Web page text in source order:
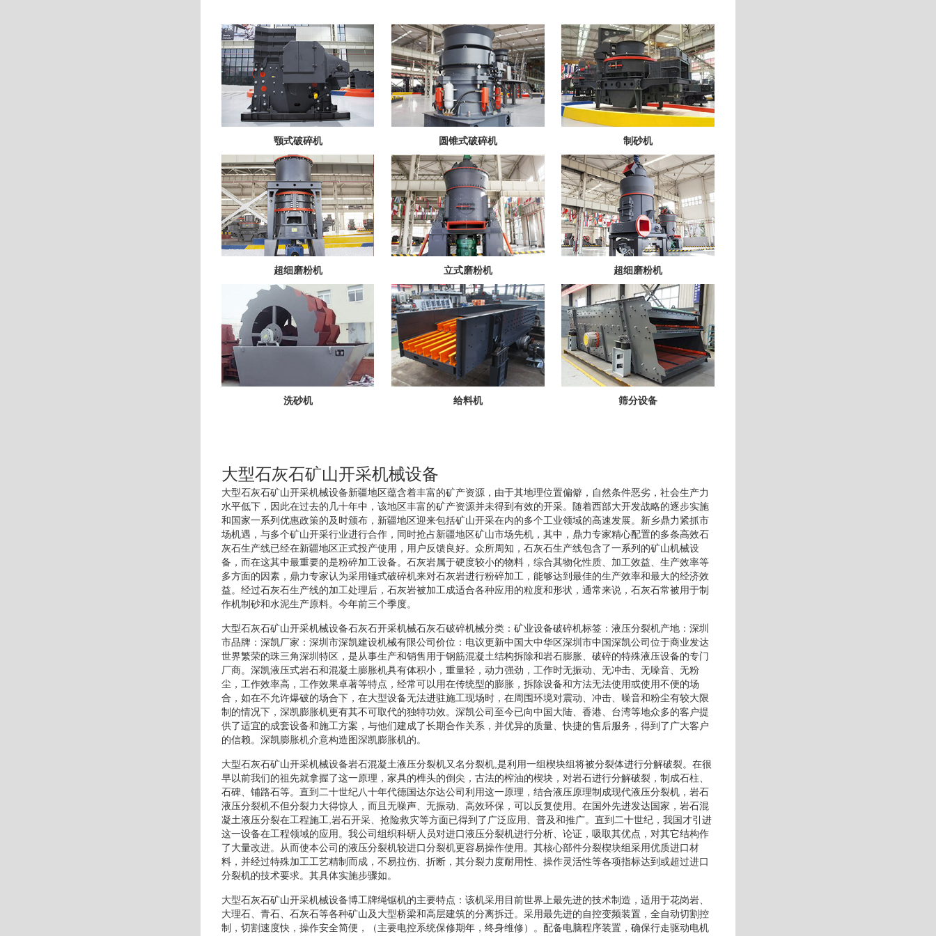
颚式破碎机 圆锥式破碎机 制砂机
超细磨粉机 立式磨粉机 超细磨粉机
洗砂机 给料机 筛分设备
大型石灰石矿山开采机械设备
大型石灰石矿山开采机械设备新疆地区蕴含着丰富的矿产资源，由于其地理位置偏僻，自然条件恶劣，社会生产力
水平低下，因此在过去的几十年中，该地区丰富的矿产资源并未得到有效的开采。随着西部大开发战略的逐步实施
和国家一系列优惠政策的及时颁布，新疆地区迎来包括矿山开采在内的多个工业领域的高速发展。新乡鼎力紧抓市
场机遇，与多个矿山开采行业进行合作，同时抢占新疆地区矿山市场先机，其中，鼎力专家精心配置的多条高效石
灰石生产线已经在新疆地区正式投产使用，用户反馈良好。众所周知，石灰石生产线包含了一系列的矿山机械设
备，而在这其中最重要的是粉碎加工设备。石灰岩属于硬度较小的物料，综合其物化性质、加工效益、生产效率等
多方面的因素，鼎力专家认为采用锤式破碎机来对石灰岩进行粉碎加工，能够达到最佳的生产效率和最大的经济效
益。经过石灰石生产线的加工处理后，石灰岩被加工成适合各种应用的粒度和形状，通常来说，石灰石常被用于制
作机制砂和水泥生产原料。今年前三个季度。
大型石灰石矿山开采机械设备石灰石开采机械石灰石破碎机械分类：矿业设备破碎机标签：液压分裂机产地：深圳
市品牌：深凯厂家：深圳市深凯建设机械有限公司价位：电议更新中国大中华区深圳市中国深凯公司位于商业发达
世界繁荣的珠三角深圳特区，是从事生产和销售用于钢筋混凝土结构拆除和岩石膨胀、破碎的特殊液压设备的专门
厂商。深凯液压式岩石和混凝土膨胀机具有体积小，重量轻，动力强劲，工作时无振动、无冲击、无噪音、无粉
尘，工作效率高，工作效果卓著等特点，经常可以用在传统型的膨胀，拆除设备和方法无法使用或使用不便的场
合，如在不允许爆破的场合下，在大型设备无法进驻施工现场时，在周围环境对震动、冲击、噪音和粉尘有较大限
制的情况下，深凯膨胀机更有其不可取代的独特功效。深凯公司至今已向中国大陆、香港、台湾等地众多的客户提
供了适宜的成套设备和施工方案，与他们建成了长期合作关系，并优异的质量、快捷的售后服务，得到了广大客户
的信赖。深凯膨胀机介意构造图深凯膨胀机的。
大型石灰石矿山开采机械设备岩石混凝土液压分裂机又名分裂机,是利用一组楔块组将被分裂体进行分解破裂。在很
早以前我们的祖先就拿握了这一原理，家具的榫头的倒尖，古法的榨油的楔块，对岩石进行分解破裂，制成石柱、
石碑、铺路石等。直到二十世纪八十年代德国达尔达公司利用这一原理，结合液压原理制成现代液压分裂机，岩石
液压分裂机不但分裂力大得惊人，而且无噪声、无振动、高效环保，可以反复使用。在国外先进发达国家，岩石混
凝土液压分裂在工程施工,岩石开采、抢险救灾等方面已得到了广泛应用、普及和推广。直到二十世纪，我国才引进
这一设备在工程领域的应用。我公司组织科研人员对进口液压分裂机进行分析、论证，吸取其优点，对其它结构作
了大量改进。从而使本公司的液压分裂机较进口分裂机更容易操作使用。其核心部件分裂楔块组采用优质进口材
料，并经过特殊加工工艺精制而成，不易拉伤、折断，其分裂力度耐用性、操作灵活性等各项指标达到或超过进口
分裂机的技术要求。其具体实施步骤如。
大型石灰石矿山开采机械设备博工牌绳锯机的主要特点：该机采用目前世界上最先进的技术制造，适用于花岗岩、
大理石、青石、石灰石等各种矿山及大型桥梁和高层建筑的分离拆迁。采用最先进的自控变频装置，全自动切割控
制，切割速度快，操作安全简便，（主要电控系统保修期年，终身维修）。配备电脑程序装置，确保行走驱动电机